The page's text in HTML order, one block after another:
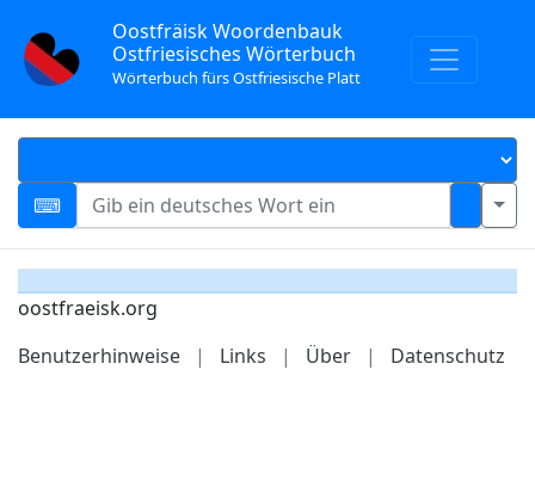
Oostfräisk Woordenbauk
Ostfriesisches Wörterbuch
Wörterbuch fürs Ostfriesische Platt
oostfraeisk.org
Benutzerhinweise
| Links | Über | Datenschutz